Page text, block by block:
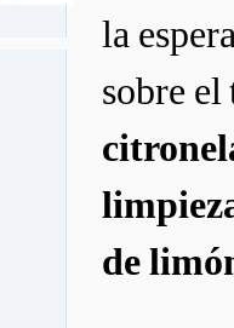
la
sobre
de